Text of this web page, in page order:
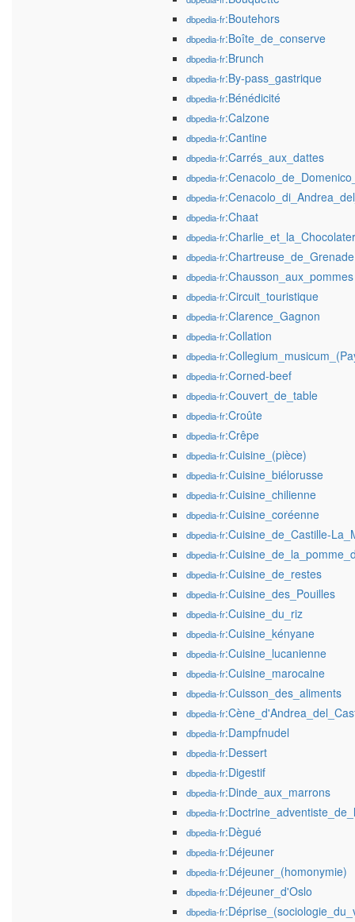
dbpedia-fr:Boutehors
dbpedia-fr:Boîte_de_conserve
dbpedia-fr:Brunch
dbpedia-fr:By-pass_gastrique
dbpedia-fr:Bénédicité
dbpedia-fr:Calzone
dbpedia-fr:Cantine
dbpedia-fr:Carrés_aux_dattes
dbpedia-fr
dbpedia-fr
dbpedia-fr:Chaat
dbpedia-fr
dbpedia-fr:Chartreuse_de_Grenade
dbpedia-fr:Chausson_aux_pommes
dbpedia-fr:Circuit_touristique
dbpedia-fr:Clarence_Gagnon
dbpedia-fr:Collation
dbpedia-fr
dbpedia-fr:Corned-beef
dbpedia-fr:Couvert_de_table
dbpedia-fr:Croûte
dbpedia-fr:Crêpe
dbpedia-fr:Cuisine_(pièce)
dbpedia-fr:Cuisine_biélorusse
dbpedia-fr:Cuisine_chilienne
dbpedia-fr:Cuisine_coréenne
dbpedia-fr:Cuisine_de_Castille-
dbpedia-fr
dbpedia-fr:Cuisine_de_restes
dbpedia-fr:Cuisine_des_Pouilles
dbpedia-fr:Cuisine_du_riz
dbpedia-fr:Cuisine_kényane
dbpedia-fr:Cuisine_lucanienne
dbpedia-fr:Cuisine_marocaine
dbpedia-fr:Cuisson_des_aliments
dbpedia-fr
dbpedia-fr:Dampfnudel
dbpedia-fr:Dessert
dbpedia-fr:Digestif
dbpedia-fr:Dinde_aux_marrons
dbpedia-fr
dbpedia-fr:Dègué
dbpedia-fr:Déjeuner
dbpedia-fr:Déjeuner_(homonymie)
dbpedia-fr:Déjeuner_d'Oslo
dbpedia-fr